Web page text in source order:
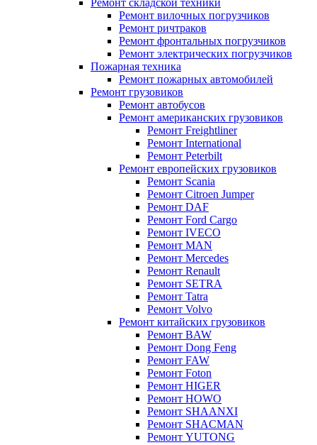
Ремонт складской техники
Ремонт вилочных погрузчиков
Ремонт ричтраков
Ремонт фронтальных погрузчиков
Ремонт электрических погрузчиков
Пожарная техника
Ремонт пожарных автомобилей
Ремонт грузовиков
Ремонт автобусов
Ремонт американских грузовиков
Ремонт Freightliner
Ремонт International
Ремонт Peterbilt
Ремонт европейских грузовиков
Ремонт Scania
Ремонт Citroen Jumper
Ремонт DAF
Ремонт Ford Cargo
Ремонт IVECO
Ремонт MAN
Ремонт Mercedes
Ремонт Renault
Ремонт SETRA
Ремонт Tatra
Ремонт Volvo
Ремонт китайских грузовиков
Ремонт BAW
Ремонт Dong Feng
Ремонт FAW
Ремонт Foton
Ремонт HIGER
Ремонт HOWO
Ремонт SHAANXI
Ремонт SHACMAN
Ремонт YUTONG